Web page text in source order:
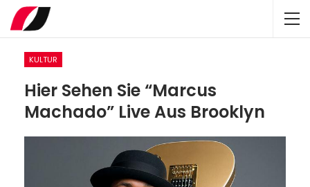
KULTUR
Hier Sehen Sie “Marcus
Machado” Live Aus Brooklyn